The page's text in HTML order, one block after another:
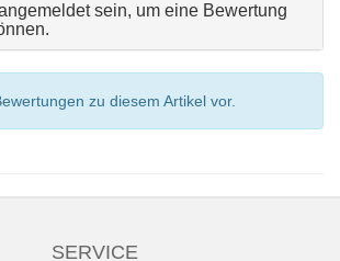
sein, um eine Bewertung
zu diesem Artikel vor.
SERVICE